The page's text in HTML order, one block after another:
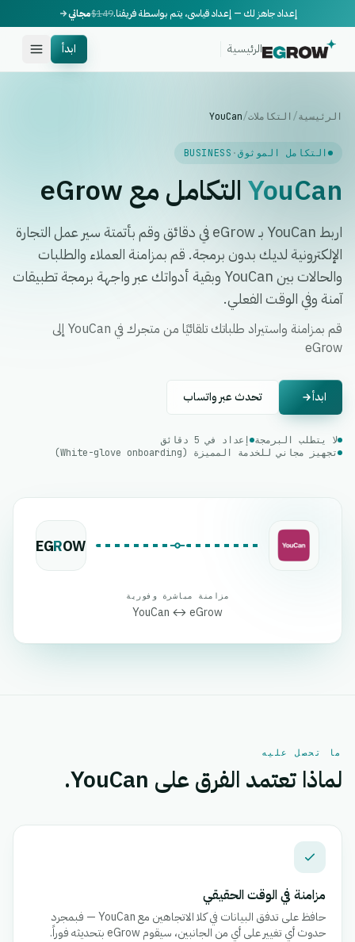
إعداد جاهز لك — إعداد قياسي، يتم بواسطة فريقنا.$149مجاني
الرئيسية ابدأ
الرئيسية/ التكاملات/
YouCan
التكامل الموثوق·
BUSINESS
YouCanالتكامل مع eGrow
اربط YouCan بـ eGrow في دقائق وقم بأتمتة سير عمل التجارة
الإلكترونية لديك بدون برمجة. قم بمزامنة العملاء والطلبات
والحالات بين YouCan وبقية أدواتك عبر واجهة برمجة تطبيقات
آمنة وفي الوقت الفعلي.
قم بمزامنة واستيراد طلباتك تلقائيًا من متجرك في YouCan إلى
eGrow
ابدأ تحدث عبر واتساب
لا يتطلب البرمجة
إعداد في 5 دقائق
تجهيز مجاني للخدمة المميزة (White-glove onboarding)
EGROW
مزامنة مباشرة وفورية
YouCan ↔ eGrow
ما تحصل عليه
لماذا تعتمد الفرق على YouCan.
مزامنة في الوقت الحقيقي
حافظ على تدفق البيانات في كلا الاتجاهين مع YouCan — فبمجرد
حدوث أي تغيير على أي من الجانبين، سيقوم eGrow بتحديثه فوراً.